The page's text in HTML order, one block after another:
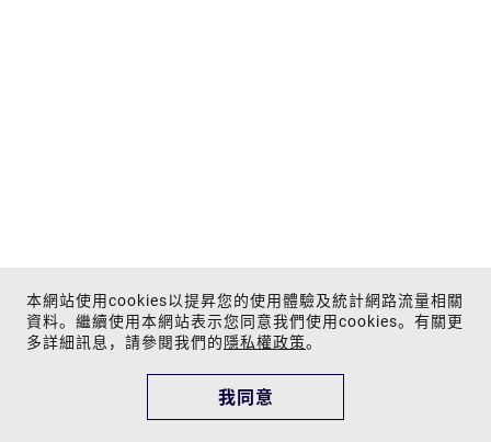
本網站使用cookies以提昇您的使用體驗及統計網路流量相關
資料。繼續使用本網站表示您同意我們使用cookies。有關更
多詳細訊息，請參閱我們的隱私權政策。
我同意